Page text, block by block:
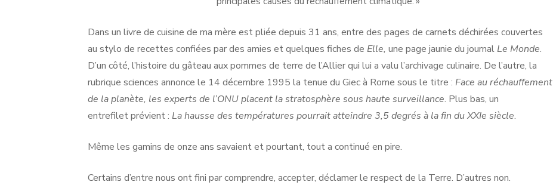
Dans un livre de cuisine de ma mère est pliée depuis 31 ans, entre des pages de carnets déchirées couvertes
au stylo de recettes confiées par des amies et quelques fiches de Elle, une page jaunie du journal Le Monde.
D’un côté, l’histoire du gâteau aux pommes de terre de l’Allier qui lui a valu l’archivage culinaire. De l’autre, la
rubrique sciences annonce le 14 décembre 1995 la tenue du Giec à Rome sous le titre : Face au réchauffement
de la planète, les experts de l’ONU placent la stratosphère sous haute surveillance. Plus bas, un
entrefilet prévient : La hausse des températures pourrait atteindre 3,5 degrés à la fin du XXIe siècle.
Même les gamins de onze ans savaient et pourtant, tout a continué en pire.
Certains d’entre nous ont fini par comprendre, accepter, déclamer le respect de la Terre. D’autres non.